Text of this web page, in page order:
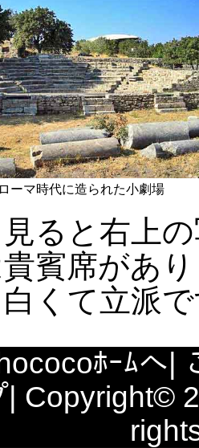
ローマ時代に造られた小劇場
ると右上
賓席があ
くて立派
ﾎｰﾑへ
| Copyright©